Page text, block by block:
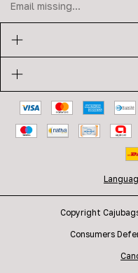
Copyright
Consumers